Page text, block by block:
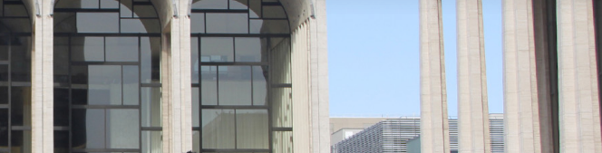
观影
儿童及少年课程
成人课程
珍贵回忆
刊物
赞助
合作
伙伴